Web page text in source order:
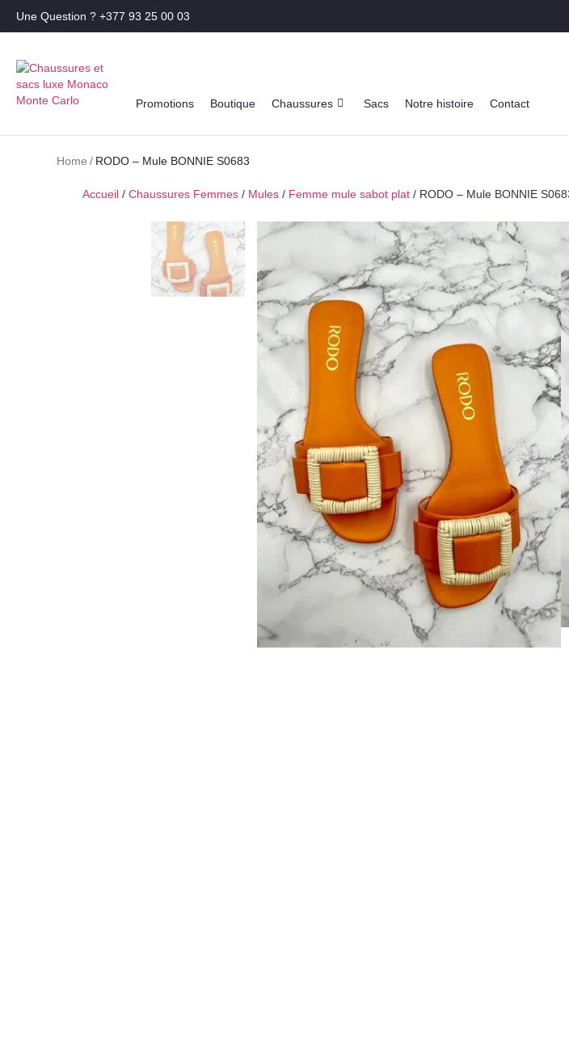
Une Question ? +377 93 25 00 03
Promotions Boutique Chaussures Sacs Notre histoire Contact
Home / RODO – Mule BONNIE S0683
Accueil / Chaussures Femmes / Mules / Femme mule sabot plat / RODO – Mule BONNIE